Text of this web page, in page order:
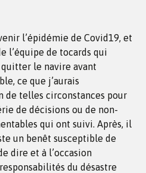
l’épidémie de Covid19, et
l’équipe de tocards qui
le navire avant
ce que j’aurais
de telles circonstances pour
de décisions ou de non-
qui ont suivi. Après, il
un benêt susceptible de
dire et à l’occasion
du désastre